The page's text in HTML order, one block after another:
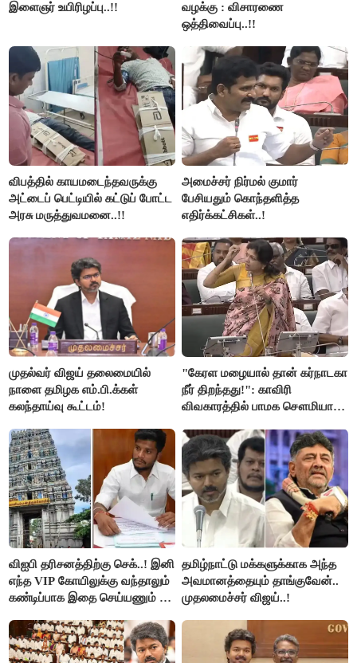
இளைஞர் உயிரிழப்பு..!!
வழக்கு : விசாரணை
ஒத்திவைப்பு..!!
விபத்தில் காயமடைந்தவருக்கு
அட்டைப் பெட்டியில் கட்டுப் போட்ட
அரசு மருத்துவமனை..!!
அமைச்சர் நிர்மல் குமார்
பேசியதும் கொந்தளித்த
எதிர்க்கட்சிகள்..!
முதல்வர் விஜய் தலைமையில்
நாளை தமிழக எம்.பி.க்கள்
கலந்தாய்வு கூட்டம்!
"கேரள மழையால் தான் கர்நாடகா
நீர் திறந்தது!": காவிரி
விவகாரத்தில் பாமக சௌமியா
விஐபி தரிசனத்திற்கு செக்..! இனி
எந்த VIP கோயிலுக்கு வந்தாலும்
கண்டிப்பாக இதை செய்யணும் -
தமிழ்நாட்டு மக்களுக்காக அந்த
அவமானத்தையும் தாங்குவேன்..
முதலமைச்சர் விஜய்..!